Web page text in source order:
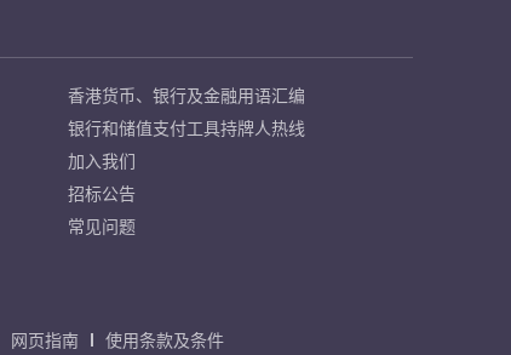
香港货币、银行及金融用语汇编
银行和储值支付工具持牌人热线
加入我们
招标公告
常见问题
网页指南 使用条款及条件